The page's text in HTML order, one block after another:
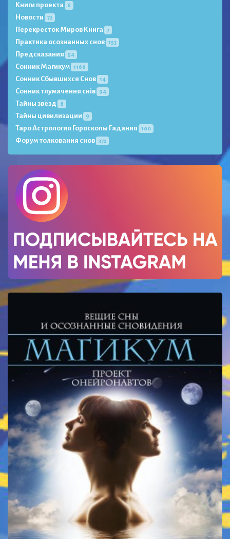
Книги проекта 6
Новости 72
Перекресток Миров Книга 7
Практика осознанных снов 153
Предсказания 54
Сонник Магикум 1166
Сонник Сбывшихся Снов 14
Сонник тлумачення снів 94
Тайны звёзд 8
Тайны цивилизации 9
Таро Астрология Гороскопы Гадания 100
Форум толкования снов 372